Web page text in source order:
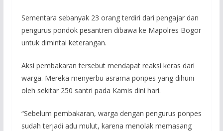
Sementara sebanyak 23 orang terdiri dari pengajar dan
pengurus pondok pesantren dibawa ke Mapolres Bogor
untuk dimintai keterangan.
Aksi pembakaran tersebut mendapat reaksi keras dari
warga. Mereka menyerbu asrama ponpes yang dihuni
oleh sekitar 250 santri pada Kamis dini hari.
“Sebelum pembakaran, warga dengan pengurus ponpes
sudah terjadi adu mulut, karena menolak memasang